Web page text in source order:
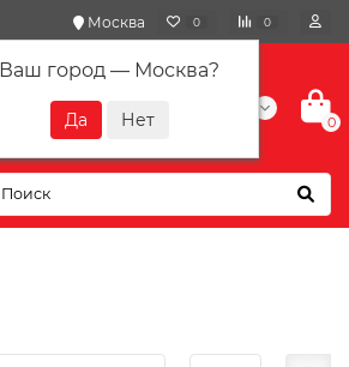
Москва
Ваш город — Москва?
0 0
+7(901) 417-10-01
0